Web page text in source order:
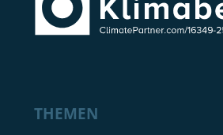
THEMEN